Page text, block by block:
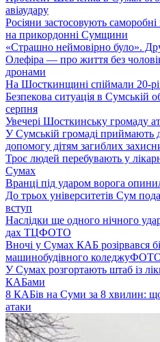
авіаудару
Росіяни застосовують
на прикордонні Сумщини
«Страшно неймовірно було».
Олефіра — про життя без
дронами
На Шосткинщині спіймали 20-
Безпекова ситуація в Сумській
серпня
Увечері Шосткинську громаду
У Сумській громаді приймають
допомогу дітям загиблих
Троє людей перебувають у
Сумах
Вранці під ударом ворога
До трьох університетів Сум
вступ
Наслідки ще одного нічного
дах ТЦФОТО
Вночі у Сумах КАБ розірвався
машинобудівного коледжу
У Сумах розгортають штаб із
КАБами
8 КАБів на Суми за 8 хвилин: що
атаки